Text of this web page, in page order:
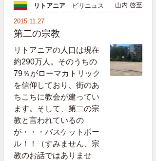
リトアニア ビリニュス 山内 啓至
2015.11.27
第二の宗教
リトアニアの人口は現在
約290万人。そのうちの
79％がローマカトリック
を信仰しており、街のあ
ちこちに教会が建ってい
ます。そして、第二の宗
教と言われているの
が・・・バスケットボー
ル！！（すみません、宗
教のお話ではありませ